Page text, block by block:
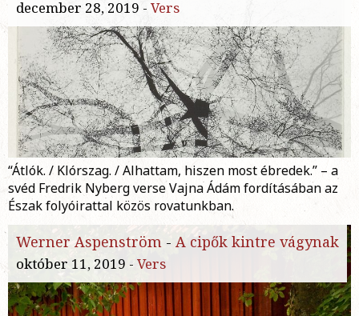
december 28, 2019 - Vers
“Átlók. / Klórszag. / Alhattam, hiszen most ébredek.” – a
svéd Fredrik Nyberg verse Vajna Ádám fordításában az
Észak folyóirattal közös rovatunkban.
Werner Aspenström - A cipők kintre vágynak
október 11, 2019 - Vers